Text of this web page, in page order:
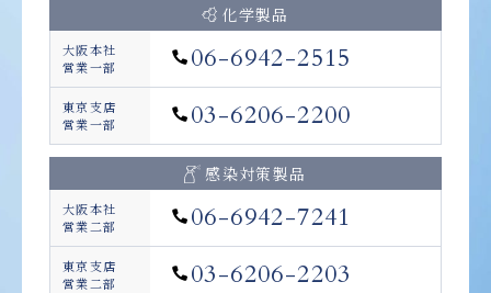
化学製品
大阪本社
営業一部
06-6942-2515
東京支店
営業一部
03-6206-2200
感染対策製品
大阪本社
営業二部
06-6942-7241
東京支店
営業二部
03-6206-2203